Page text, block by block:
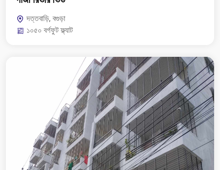
দত্তবাড়ি, বগুড়া
১০৫০ বর্গফুট ফ্ল্যাট